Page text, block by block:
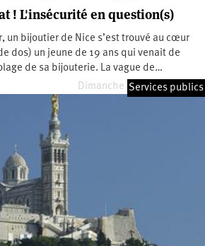
! L'insécurité en question(s)
un bijoutier de Nice s’est trouvé au cœur
dos) un jeune de 19 ans qui venait de
de sa bijouterie. La vague de…
Dimanche 1 décembre 2013
Services publics